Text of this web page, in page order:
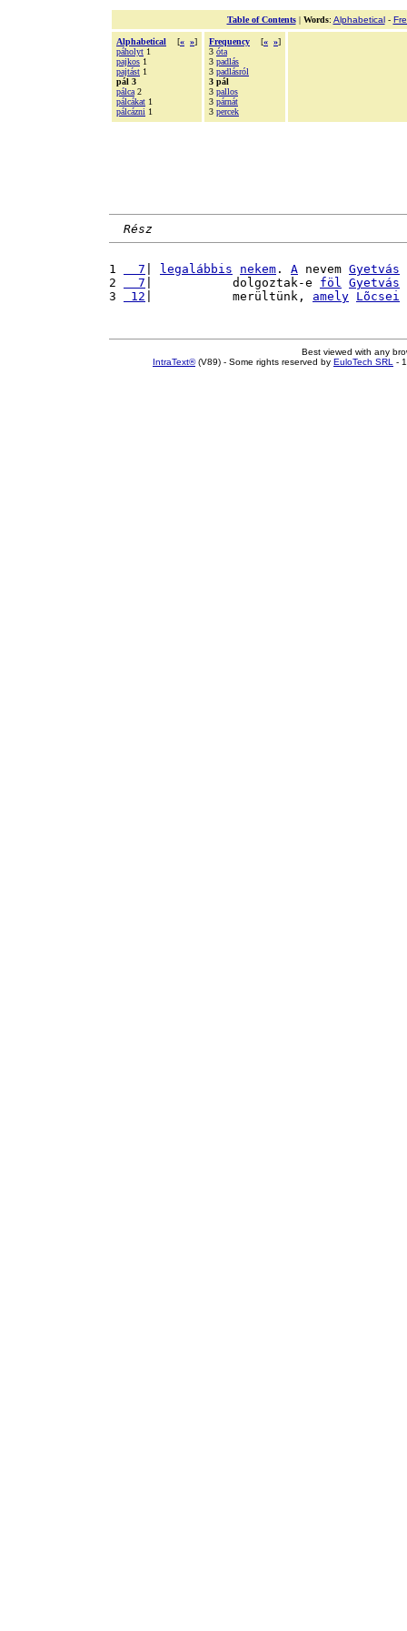
Table of Contents| Words: Alphabetical-
Alphabetical [« »]
páholyt 1
pajkos 1
pajtást 1
pál 3
pálca 2
pálcákat 1
pálcázni 1
Frequency [« »]
3 óta
3 padlás
3 padlásról
3 pál
3 pallos
3 párnát
3 percek
Rész
1
  7
legalábbis nekem . A nevem Gyetvás
2
  7
|           dolgoztak-e föl Gyetvás
3
12 |           merültünk, amely Lõcsei
Best viewed with any
IntraText®(V89) - Some rights reserved by EuloTech SRL -